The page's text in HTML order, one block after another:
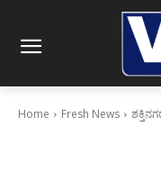
Home Fresh News